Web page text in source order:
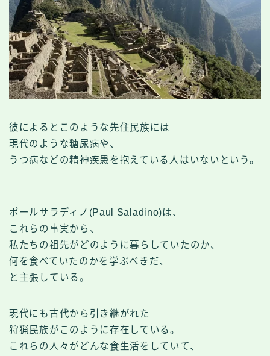
彼によるとこのような先住民族には
現代のような糖尿病や、
うつ病などの精神疾患を抱えている人はいないという。
ポールサラディノ(Paul Saladino)は、
これらの事実から、
私たちの祖先がどのように暮らしていたのか、
何を食べていたのかを学ぶべきだ、
と主張している。
現代にも古代から引き継がれた
狩猟民族がこのように存在している。
これらの人々がどんな食生活をしていて、